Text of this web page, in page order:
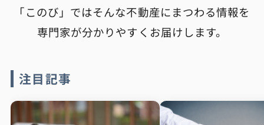
「このび」ではそんな不動産にまつわる情報を
専門家が分かりやすくお届けします。
注目記事